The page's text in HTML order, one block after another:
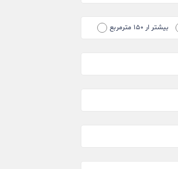
بیشتر ار ۱۵۰ مترمربع